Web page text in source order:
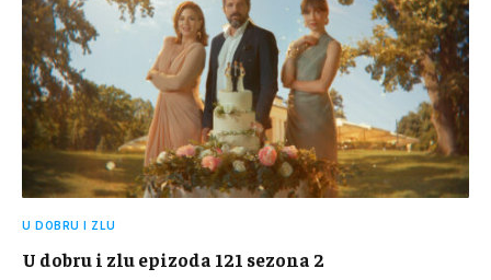
U DOBRU I ZLU
U dobru i zlu epizoda 121 sezona 2